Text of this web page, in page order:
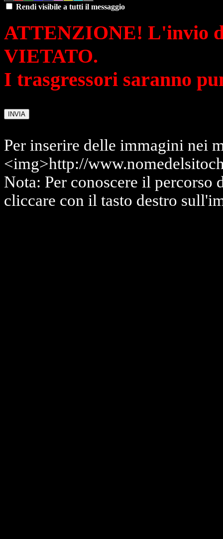
Rendi visibile a tutti il messaggio
ATTENZIONE! L'invio
VIETATO.
I trasgressori saranno
Per inserire delle immagini nei
<img>http://
Nota: Per conoscere il percorso
cliccare con il tasto destro